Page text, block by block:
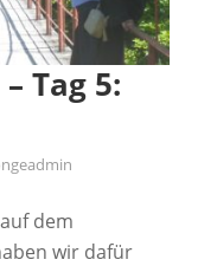
Tag 5:
dem
wir dafür